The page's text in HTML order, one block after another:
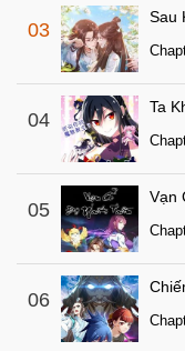
Chapter 73
Chapter 72
Chapter 71
Chapter 70
Chapter 69
Chapter 68
Chapter 67.1
Chapter 67
Chapter Chuong 67
Chapter 66.1
03
04
Ta
05
Vạn
06